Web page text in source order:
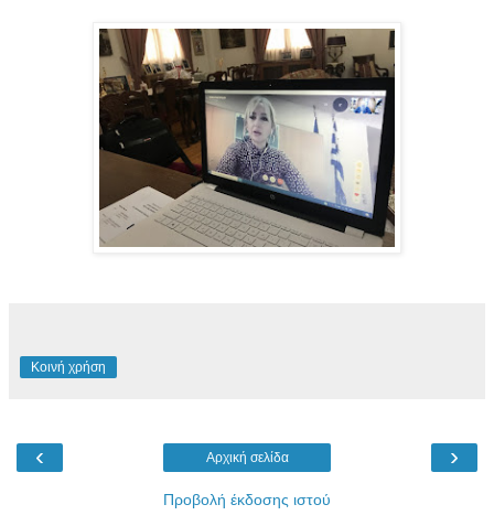
Κοινή χρήση
‹ ›
Αρχική σελίδα
Προβολή έκδοσης ιστού